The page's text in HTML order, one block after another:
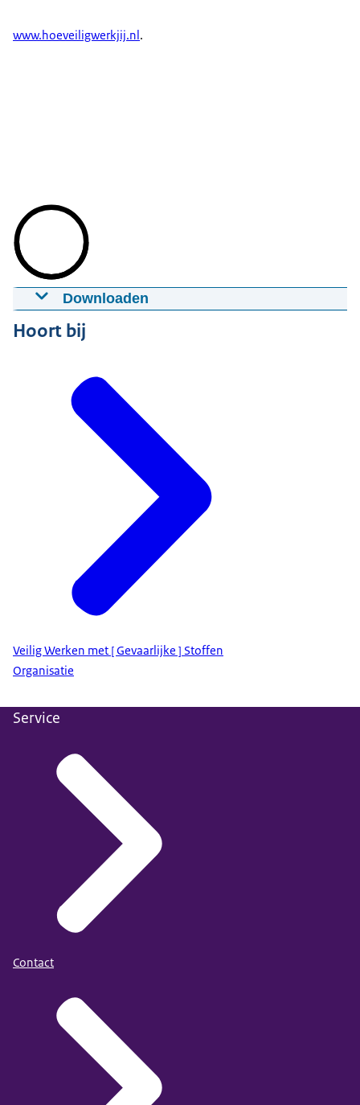
www.hoeveiligwerkjij.nl .
Downloaden
Wist jij dat je ziek kunt worden van je werk?
03-07-2020
Hoort bij
Veilig Werken met [ Gevaarlijke ] Stoffen
Organisatie
Service
Contact